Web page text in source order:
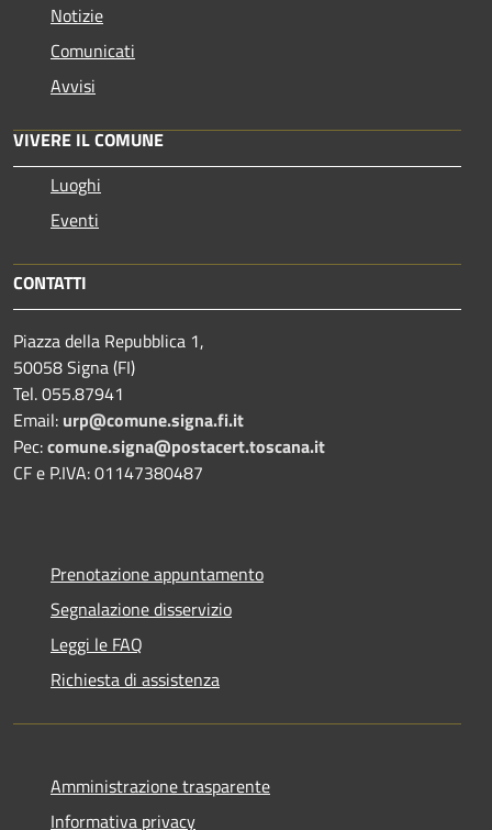
Notizie
Comunicati
Avvisi
VIVERE IL COMUNE
Luoghi
Eventi
CONTATTI
Piazza della Repubblica 1,
50058 Signa (FI)
Tel. 055.87941
Email: urp@comune.signa.fi.it
Pec:comune.signa@postacert.toscana.it
CF e P.IVA: 01147380487
Prenotazione appuntamento
Segnalazione disservizio
Leggi le FAQ
Richiesta di assistenza
Amministrazione trasparente
Informativa privacy